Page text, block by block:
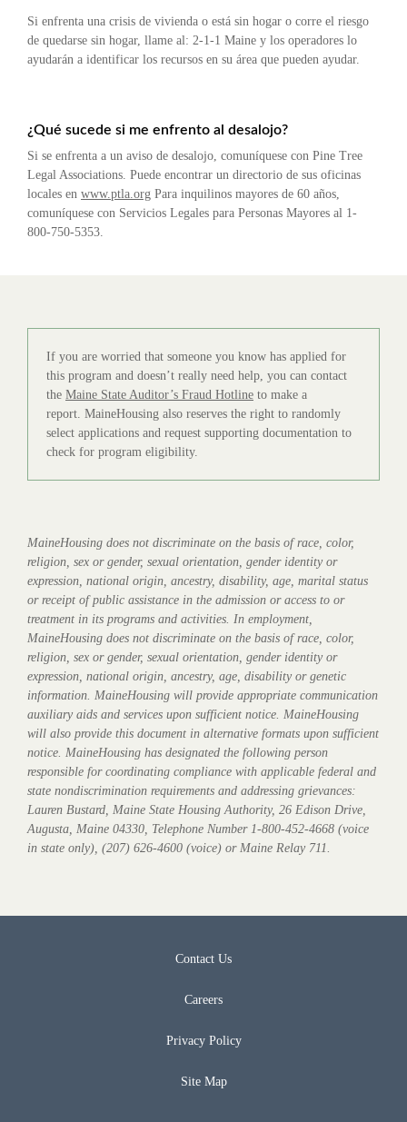
Si enfrenta una crisis de vivienda o está sin hogar o corre el riesgo
de quedarse sin hogar, llame al: 2-1-1 Maine y los operadores lo
ayudarán a identificar los recursos en su área que pueden ayudar.
¿Qué sucede si me enfrento al desalojo?
Si se enfrenta a un aviso de desalojo, comuníquese con Pine Tree
Legal Associations. Puede encontrar un directorio de sus oficinas
locales en www.ptla.org Para inquilinos mayores de 60 años,
comuníquese con Servicios Legales para Personas Mayores al 1-
800-750-5353.
If you are worried that someone you know has applied for
this program and doesn’t really need help, you can contact
the Maine State Auditor’s Fraud Hotline to make a
report. MaineHousing also reserves the right to randomly
select applications and request supporting documentation to
check for program eligibility.
MaineHousing does not discriminate on the basis of race, color,
religion, sex or gender, sexual orientation, gender identity or
expression, national origin, ancestry, disability, age, marital status
or receipt of public assistance in the admission or access to or
treatment in its programs and activities. In employment,
MaineHousing does not discriminate on the basis of race, color,
religion, sex or gender, sexual orientation, gender identity or
expression, national origin, ancestry, age, disability or genetic
information. MaineHousing will provide appropriate communication
auxiliary aids and services upon sufficient notice. MaineHousing
will also provide this document in alternative formats upon sufficient
notice. MaineHousing has designated the following person
responsible for coordinating compliance with applicable federal and
state nondiscrimination requirements and addressing grievances:
Lauren Bustard, Maine State Housing Authority, 26 Edison Drive,
Augusta, Maine 04330, Telephone Number 1-800-452-4668 (voice
in state only), (207) 626-4600 (voice) or Maine Relay 711.
Contact Us
Careers
Privacy Policy
Site Map